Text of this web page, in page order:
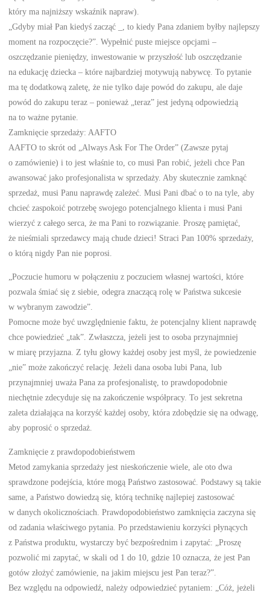
który ma najniższy wskaźnik napraw).
„Gdyby miał Pan kiedyś zacząć _, to kiedy Pana zdaniem byłby najlepszy
moment na rozpoczęcie?”. Wypełnić puste miejsce opcjami –
oszczędzanie pieniędzy, inwestowanie w przyszłość lub oszczędzanie
na edukację dziecka – które najbardziej motywują nabywcę. To pytanie
ma tę dodatkową zaletę, że nie tylko daje powód do zakupu, ale daje
powód do zakupu teraz – ponieważ „teraz” jest jedyną odpowiedzią
na to ważne pytanie.
Zamknięcie sprzedaży: AAFTO
AAFTO to skrót od „Always Ask For The Order” (Zawsze pytaj
o zamówienie) i to jest właśnie to, co musi Pan robić, jeżeli chce Pan
awansować jako profesjonalista w sprzedaży. Aby skutecznie zamknąć
sprzedaż, musi Panu naprawdę zależeć. Musi Pani dbać o to na tyle, aby
chcieć zaspokoić potrzebę swojego potencjalnego klienta i musi Pani
wierzyć z całego serca, że ma Pani to rozwiązanie. Proszę pamiętać,
że nieśmiali sprzedawcy mają chude dzieci! Straci Pan 100% sprzedaży,
o którą nigdy Pan nie poprosi.
„Poczucie humoru w połączeniu z poczuciem własnej wartości, które
pozwala śmiać się z siebie, odegra znaczącą rolę w Państwa sukcesie
w wybranym zawodzie”.
Pomocne może być uwzględnienie faktu, że potencjalny klient naprawdę
chce powiedzieć „tak”. Zwłaszcza, jeżeli jest to osoba przynajmniej
w miarę przyjazna. Z tyłu głowy każdej osoby jest myśl, że powiedzenie
„nie” może zakończyć relację. Jeżeli dana osoba lubi Pana, lub
przynajmniej uważa Pana za profesjonalistę, to prawdopodobnie
niechętnie zdecyduje się na zakończenie współpracy. To jest sekretna
zaleta działająca na korzyść każdej osoby, która zdobędzie się na odwagę,
aby poprosić o sprzedaż.
Zamknięcie z prawdopodobieństwem
Metod zamykania sprzedaży jest nieskończenie wiele, ale oto dwa
sprawdzone podejścia, które mogą Państwo zastosować. Podstawy są takie
same, a Państwo dowiedzą się, którą technikę najlepiej zastosować
w danych okolicznościach. Prawdopodobieństwo zamknięcia zaczyna się
od zadania właściwego pytania. Po przedstawieniu korzyści płynących
z Państwa produktu, wystarczy być bezpośrednim i zapytać: „Proszę
pozwolić mi zapytać, w skali od 1 do 10, gdzie 10 oznacza, że jest Pan
gotów złożyć zamówienie, na jakim miejscu jest Pan teraz?”.
Bez względu na odpowiedź, należy odpowiedzieć pytaniem: „Cóż, jeżeli